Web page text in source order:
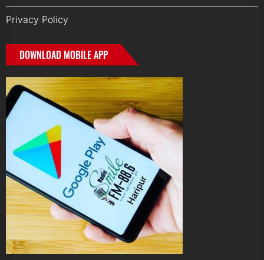
Privacy Policy
DOWNLOAD MOBILE APP